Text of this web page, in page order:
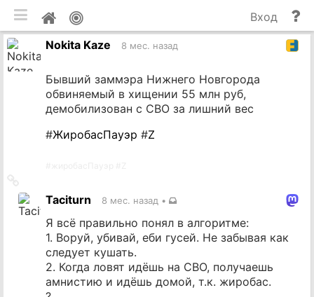
Мой
профиль
и
Вход
Nokita Kaze
8 мес. назад
Бывший заммэра Нижнего Новгорода
обвиняемый в хищении 55 млн руб,
демобилизован с СВО за лишний вес
#ЖиробасПауэр #Z
на
источникTaciturn 8 мес. назад •
Я всё правильно понял в алгоритме:
1. Воруй, убивай, еби гусей. Не забывая как
следует кушать.
2. Когда ловят идёшь на СВО, получаешь
амнистию и идёшь домой, т.к. жиробас.
мобильная версия